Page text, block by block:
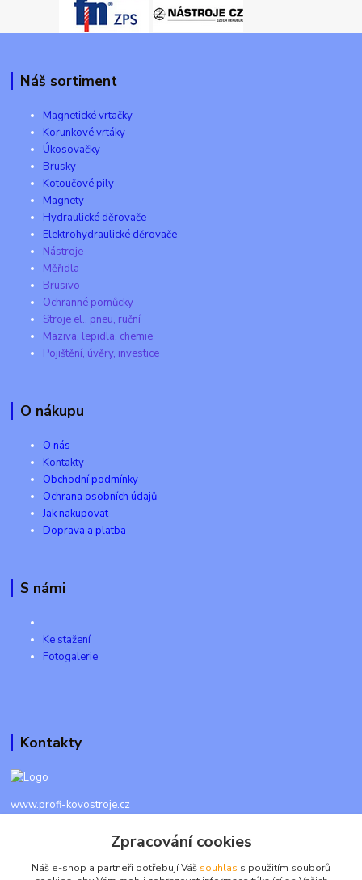
Náš sortiment
Magnetické vrtačky
Korunkové vrtáky
Úkosovačky
Brusky
Kotoučové pily
Magnety
Hydraulické děrovače
Elektrohydraulické děrovače
Nástroje
Měřidla
Brusivo
Ochranné pomůcky
Stroje el., pneu, ruční
Maziva, lepidla, chemie
Pojištění, úvěry, investice
O nákupu
O nás
Kontakty
Obchodní podmínky
Ochrana osobních údajů
Jak nakupovat
Doprava a platba
S námi
Ke stažení
Fotogalerie
Kontakty
www.profi-kovostroje.cz
+420 605 017 866
Každý den 8 - 20 hod - SMS kdykoliv
Zpracování cookies
Náš e-shop a partneři potřebují Váš souhlas s použitím souborů